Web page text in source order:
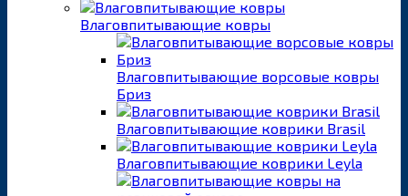
Влаговпитывающие ковры
Влаговпитывающие ворсовые ковры
Бриз
Влаговпитывающие коврики Brasil
Влаговпитывающие коврики Leyla